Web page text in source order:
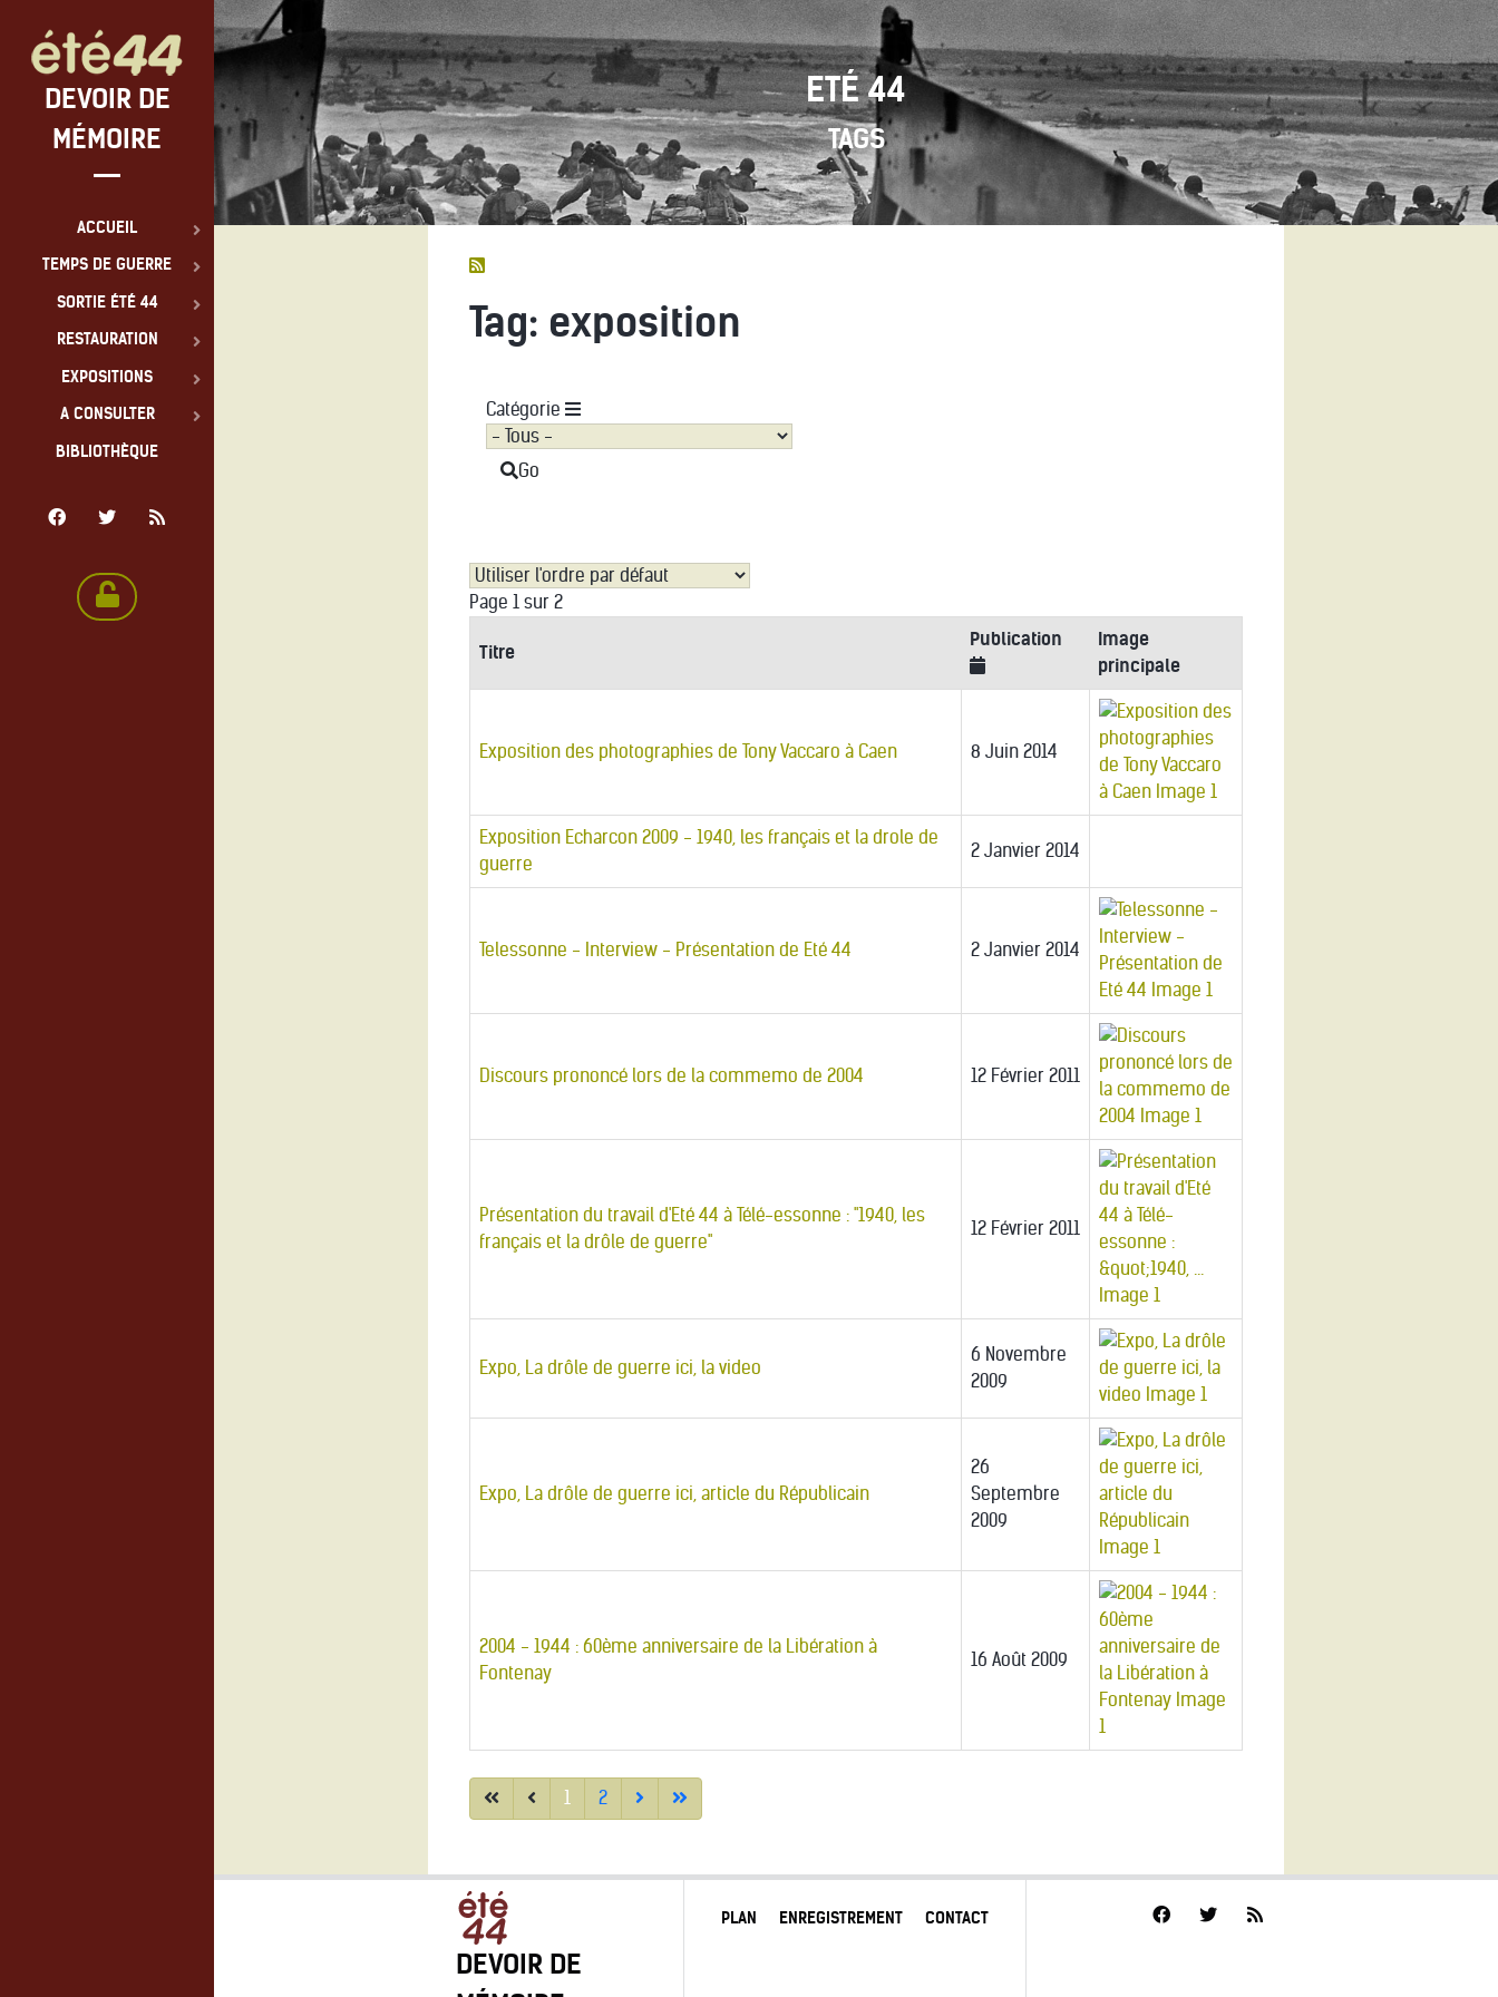
ETÉ 44
TAGS
Tag: exposition
Catégorie
Go
Page 1 sur 2
Titre
Publication
Image
principale
Exposition des photographies de Tony Vaccaro à Caen 8 Juin 2014
Exposition Echarcon 2009 - 1940, les français et la drole de
guerre
2 Janvier 2014
Telessonne - Interview - Présentation de Eté 44 2 Janvier 2014
Discours prononcé lors de la commemo de 2004 12 Février 2011
Présentation du travail d'Eté 44 à Télé-essonne : "1940, les
français et la drôle de guerre"
12 Février 2011
Expo, La drôle de guerre ici, la video
6 Novembre
2009
Expo, La drôle de guerre ici, article du Républicain
26
Septembre
2009
2004 - 1944 : 60ème anniversaire de la Libération à
Fontenay
16 Août 2009
1 2
DEVOIR DE
PLAN ENREGISTREMENT CONTACT
DEVOIR DE
MÉMOIRE
ACCUEIL
TEMPS DE GUERRE
SORTIE ÉTÉ 44
RESTAURATION
EXPOSITIONS
A CONSULTER
BIBLIOTHÈQUE